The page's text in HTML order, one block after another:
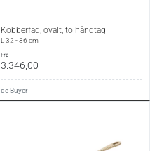
Kobberfad, ovalt, to håndtag
L 32 - 36 cm
fra
3.346,00
de Buyer